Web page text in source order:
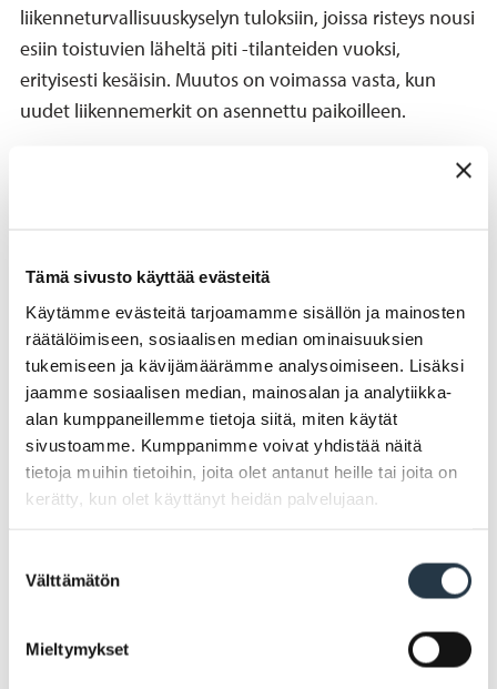
Tämä sivusto käyttää evästeitä
Käytämme evästeitä tarjoamamme sisällön ja mainosten
räätälöimiseen, sosiaalisen median ominaisuuksien
tukemiseen ja kävijämäärämme analysoimiseen. Lisäksi
jaamme sosiaalisen median, mainosalan ja analytiikka-
alan kumppaneillemme tietoja siitä, miten käytät
sivustoamme. Kumppanimme voivat yhdistää näitä
tietoja muihin tietoihin, joita olet antanut heille tai joita on
kerätty, kun olet käyttänyt heidän palvelujaan.
valinta
Välttämätön
Mieltymykset
liikenneturvallisuuskyselyn tuloksiin, joissa risteys nousi
esiin toistuvien läheltä piti -tilanteiden vuoksi,
erityisesti kesäisin. Muutos on voimassa vasta, kun
uudet liikennemerkit on asennettu paikoilleen.
– Toivottavasti nyt muuttuva väistämisvelvollisuus
muutokseen on totuttu. Kaikilta tienkäyttäjiltä
vaaditaan erityistä valppautta risteyksessä nyt, kun
väistämisvelvollisuus muuttuu. Kiitämme
kaupunkilaisia kärsivällisyydestä kuluneen syksyn ja
kevään aikana, kun keskusta-alueella on ollut työmaita
ja poikkeuksellisia liikennejärjestelyitä, kertoo
yhdyskuntatekniikan päällikkö
Mika Hirvi
Turun kehätien E18 tiesuunnitelmassa esitetyt Järvelän
vähentävät tulevaisuudessa saaristoon suuntautuvaa